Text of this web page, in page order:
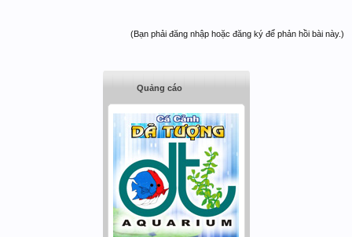
(Bạn phải đăng nhập hoặc đăng ký để phản hồi bài này.)
Quảng cáo